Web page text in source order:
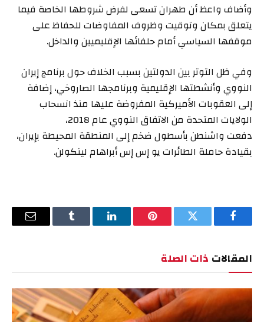
وأضاف واعظ أن طهران تسعى لفرض شروطها الخاصة فيما
يتعلق بمكان وتوقيت وظروف المفاوضات للحفاظ على
موقفها السياسي أمام حلفائها الإقليميين والداخل.
وفي ظل التوتر بين الدولتين بسبب الخلاف حول برنامج إيران
النووي وأنشطتها الإقليمية وبرنامجها الصاروخي، إضافة
إلى العقوبات الأميركية المفروضة عليها منذ انسحاب
الولايات المتحدة من الاتفاق النووي عام 2018،
دفعت واشنطنبأسطول ضخم إلى المنطقة المحيطة بإيران،
بقيادة حاملة الطائرات يو إس إس أبراهام لينكولن.
فيسبوك تويتر بينتيريستلينكدإن Tumblr
البريد
المقالات ذات الصلة